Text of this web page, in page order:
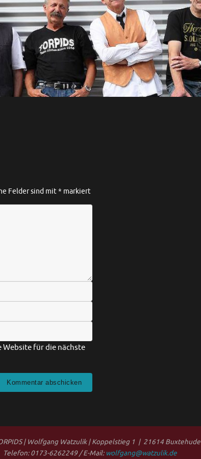
Felder sind mit* markiert
Website für die nächste
| Wolfgang Watzulik | Koppelstieg 1 | 21614 Buxtehude
Telefon: 0173-6262249 / E-Mail: wolfgang@watzulik.de